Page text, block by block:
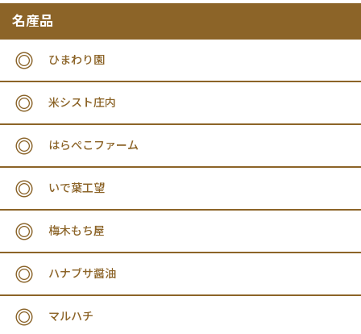
名産品
ひまわり園
米シスト庄内
はらぺこファーム
いで葉工望
梅木もち屋
ハナブサ醤油
マルハチ